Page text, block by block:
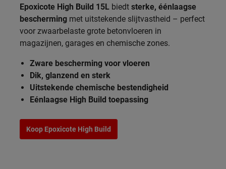
Epoxicote High Build 15L biedt sterke, éénlaagse
bescherming met uitstekende slijtvastheid – perfect
voor zwaarbelaste grote betonvloeren in
magazijnen, garages en chemische zones.
Zware bescherming voor vloeren
Dik, glanzend en sterk
Uitstekende chemische bestendigheid
Eénlaagse High Build toepassing
Koop Epoxicote High Build